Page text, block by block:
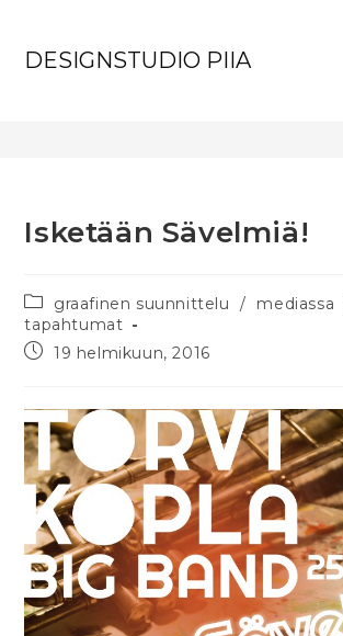
DESIGNSTUDIO PIIA
Blogi
Isketään Sävelmiä!
graafinen suunnittelu / mediassa
tapahtumat
19 helmikuun, 2016